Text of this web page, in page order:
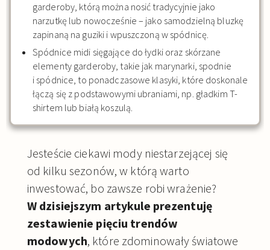
garderoby, którą można nosić tradycyjnie jako
narzutkę lub nowocześnie – jako samodzielną bluzkę
zapinaną na guziki i wpuszczoną w spódnicę.
Spódnice midi sięgające do łydki oraz skórzane
elementy garderoby, takie jak marynarki, spodnie
i spódnice, to ponadczasowe klasyki, które doskonale
łączą się z podstawowymi ubraniami, np. gładkim T-
shirtem lub białą koszulą.
Jesteście ciekawi mody niestarzejącej się
od kilku sezonów, w którą warto
inwestować, bo zawsze robi wrażenie?
W dzisiejszym artykule prezentuję
zestawienie pięciu trendów
modowych, które zdominowały światowe